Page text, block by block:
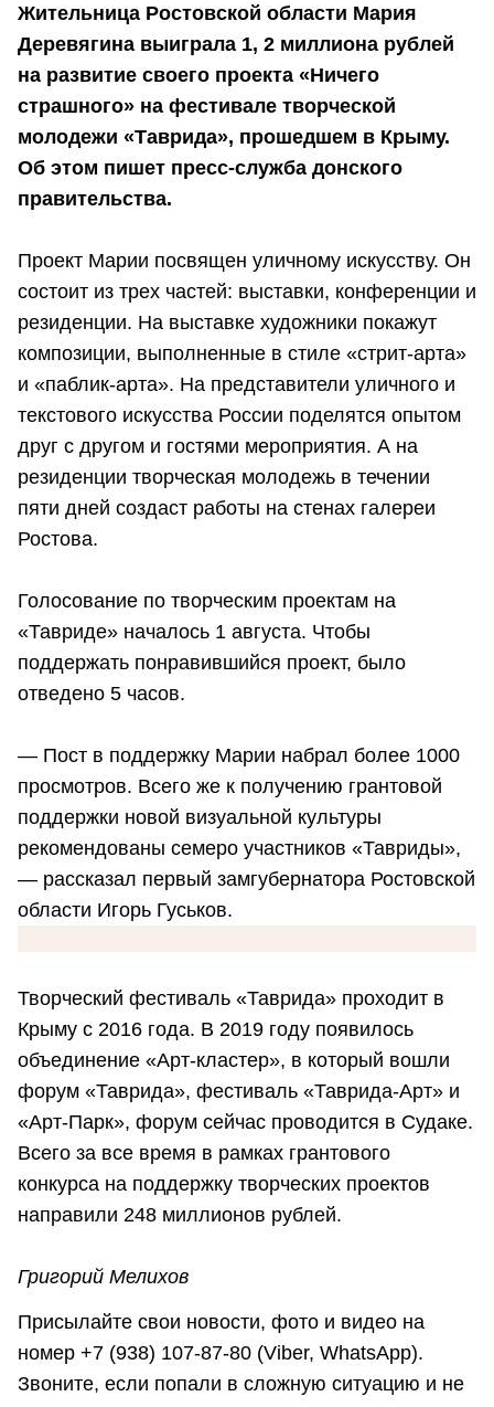
Жительница Ростовской области Мария
Деревягина выиграла 1, 2 миллиона рублей
на развитие своего проекта «Ничего
страшного» на фестивале творческой
молодежи «Таврида», прошедшем в Крыму.
Об этом пишет пресс-служба донского
правительства.
Проект Марии посвящен уличному искусству. Он
состоит из трех частей: выставки, конференции и
резиденции. На выставке художники покажут
композиции, выполненные в стиле «стрит-арта»
и «паблик-арта». На представители уличного и
текстового искусства России поделятся опытом
друг с другом и гостями мероприятия. А на
резиденции творческая молодежь в течении
пяти дней создаст работы на стенах галереи
Ростова.
Голосование по творческим проектам на
«Тавриде» началось 1 августа. Чтобы
поддержать понравившийся проект, было
отведено 5 часов.
— Пост в поддержку Марии набрал более 1000
просмотров. Всего же к получению грантовой
поддержки новой визуальной культуры
рекомендованы семеро участников «Тавриды»,
— рассказал первый замгубернатора Ростовской
области Игорь Гуськов.
Творческий фестиваль «Таврида» проходит в
Крыму с 2016 года. В 2019 году появилось
объединение «Арт-кластер», в который вошли
форум «Таврида», фестиваль «Таврида-Арт» и
«Арт-Парк», форум сейчас проводится в Судаке.
Всего за все время в рамках грантового
конкурса на поддержку творческих проектов
направили 248 миллионов рублей.
Григорий Мелихов
Присылайте свои новости, фото и видео на
номер +7 (938) 107-87-80 (Viber, WhatsApp).
Звоните, если попали в сложную ситуацию и не